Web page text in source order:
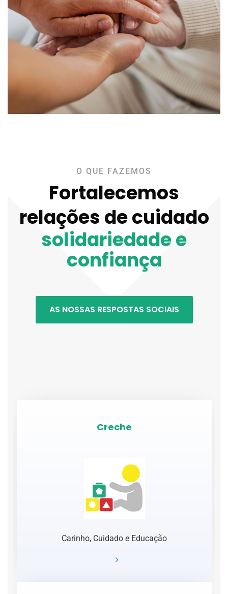
O QUE FAZEMOS
Fortalecemos
relações de cuidado
solidariedade e
confiança
AS NOSSAS RESPOSTAS SOCIAIS
Creche
Carinho, Cuidado e Educação